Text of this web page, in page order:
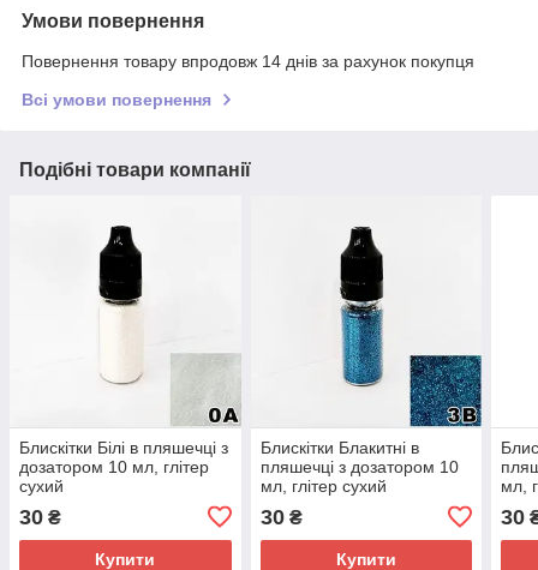
Умови повернення
Повернення товару впродовж 14 днів за рахунок покупця
Всі умови повернення
Подібні товари компанії
Блискітки Білі в пляшечці з
дозатором 10 мл, глітер
сухий
30 ₴
Купити
Блискітки Блакитні в
пляшечці з дозатором 10
мл, глітер сухий
30₴
Купити
мл,
30